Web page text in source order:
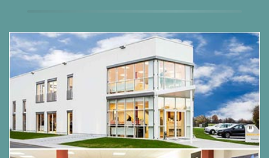
Typen)/Reverb (8 Typen), Surround (3 Stufen),
Chorus (12 Stufen, Klang), Brillianz, DSP
(Presets für einige Klänge)
Metronom mit 0 bis 9 Schläge/Takt / Tempo:
20 bis 255
Duett-Modus mit anpassbarerm Tonbereich
(-2 bis 2 Oktaven)
Concert Play mit 10 Songs & regelbarer Song-
Lautstärke / 3 Modi ((LISTEN, LESSON, PLAY)